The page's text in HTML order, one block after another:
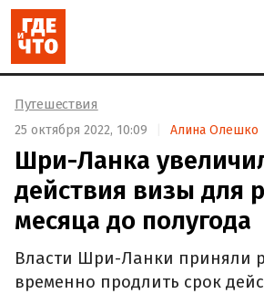
Путешествия
25 октября 2022, 10:09 Алина Олешко
Шри-Ланка
действия визы для
месяца до полугода
Власти Шри-Ланки приняли
временно продлить срок